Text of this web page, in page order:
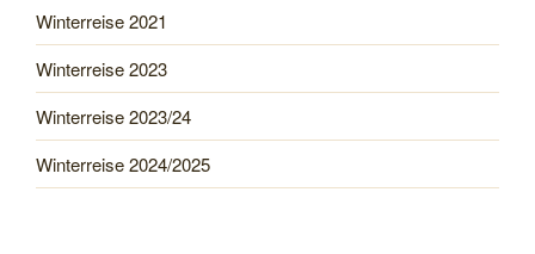
Winterreise 2021
Winterreise 2023
Winterreise 2023/24
Winterreise 2024/2025